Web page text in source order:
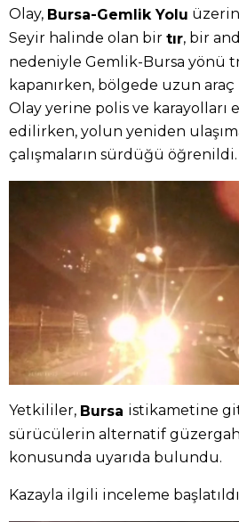
Olay, Bursa-Gemlik Yolu
Seyir halinde olan bir tır, bir
nedeniyle Gemlik-Bursa yönü
kapanırken, bölgede uzun
Olay yerine polis ve karayolları
edilirken, yolun yeniden
çalışmaların sürdüğü öğrenildi.
Yetkililer, Bursa istikametine
sürücülerin alternatif
konusunda uyarıda bulundu.
Kazayla ilgili inceleme